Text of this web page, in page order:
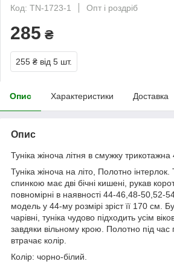
Код: TN-1723-1
Опт і роздріб
285 ₴
255 ₴ від 5 шт.
Опис Характеристики Доставка
Опис
Туніка жіноча літня в смужку трикотажна
Туніка жіноча на літо, Полотно
спинкою має дві бічні кишені, рукав
повномірні в наявності 44-46,48-50,52-
модель у 44-му розмірі зріст її 170 см.
чарівні, туніка чудово підходить усім
завдяки вільному крою. Полотно під час
втрачає колір.
Колір: чорно-білий.